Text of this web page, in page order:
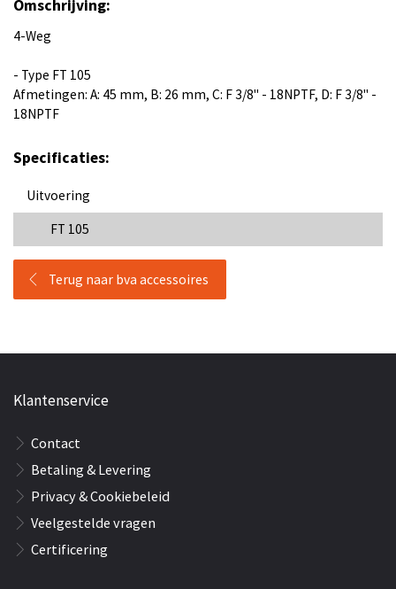
Omschrijving:
4-Weg
- Type FT 105
Afmetingen: A: 45 mm, B: 26 mm, C: F 3/8" - 18NPTF, D: F 3/8" -
18NPTF
Specificaties:
Uitvoering
FT 105
Terug naar bva accessoires
Klantenservice
Contact
Betaling & Levering
Privacy & Cookiebeleid
Veelgestelde vragen
Certificering